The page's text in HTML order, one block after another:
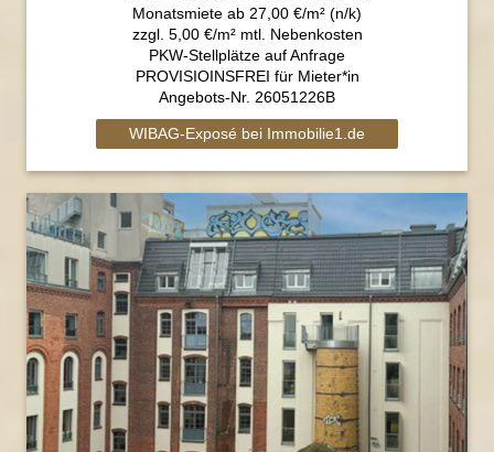
Monatsmiete ab 27,00 €/m² (n/k)
zzgl. 5,00 €/m² mtl. Nebenkosten
PKW-Stellplätze auf Anfrage
PROVISIOINSFREI für Mieter*in
Angebots-Nr. 26051226B
WIBAG-Exposé bei Immobilie1.de